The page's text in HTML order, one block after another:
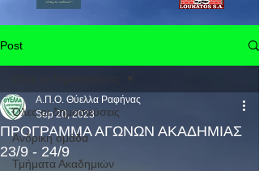
Post
Όλες οι δημοσιεύσεις
Ανδρική ομάδα
Τμήματα Ακαδημιών
ΠΡΟΓΡΑΜΜΑ ΑΓΩΝΩΝ ΑΚΑΔΗΜΙΑΣ
23/9 - 24/9
Α.Π.Ο. Θύελλα Ραφήνας
Sep 20, 2023